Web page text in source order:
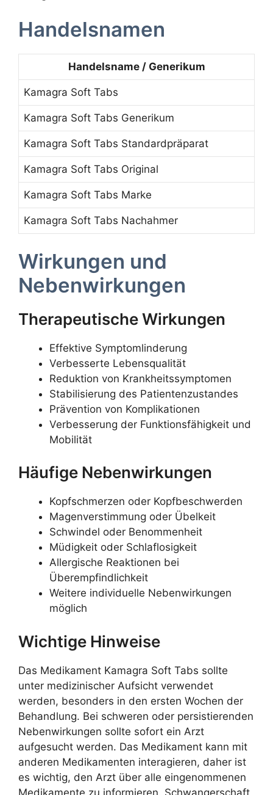
Handelsnamen
Handelsname / Generikum
Kamagra Soft Tabs
Kamagra Soft Tabs Generikum
Kamagra Soft Tabs Standardpräparat
Kamagra Soft Tabs Original
Kamagra Soft Tabs Marke
Kamagra Soft Tabs Nachahmer
Wirkungen und
Nebenwirkungen
Therapeutische Wirkungen
Effektive Symptomlinderung
Verbesserte Lebensqualität
Reduktion von Krankheitssymptomen
Stabilisierung des Patientenzustandes
Prävention von Komplikationen
Verbesserung der Funktionsfähigkeit und
Mobilität
Häufige Nebenwirkungen
Kopfschmerzen oder Kopfbeschwerden
Magenverstimmung oder Übelkeit
Schwindel oder Benommenheit
Müdigkeit oder Schlaflosigkeit
Allergische Reaktionen bei
Überempfindlichkeit
Weitere individuelle Nebenwirkungen
möglich
Wichtige Hinweise
Das Medikament Kamagra Soft Tabs sollte
unter medizinischer Aufsicht verwendet
werden, besonders in den ersten Wochen der
Behandlung. Bei schweren oder persistierenden
Nebenwirkungen sollte sofort ein Arzt
aufgesucht werden. Das Medikament kann mit
anderen Medikamenten interagieren, daher ist
es wichtig, den Arzt über alle eingenommenen
Medikamente zu informieren. Schwangerschaft